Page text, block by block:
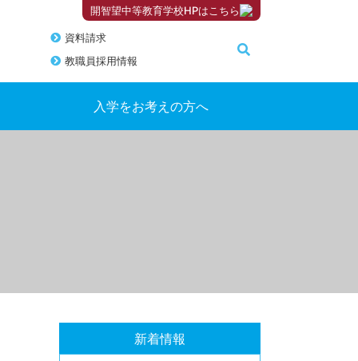
開智望中等教育学校HPはこちら
資料請求
教職員採用情報
入学をお考えの方へ
新着情報